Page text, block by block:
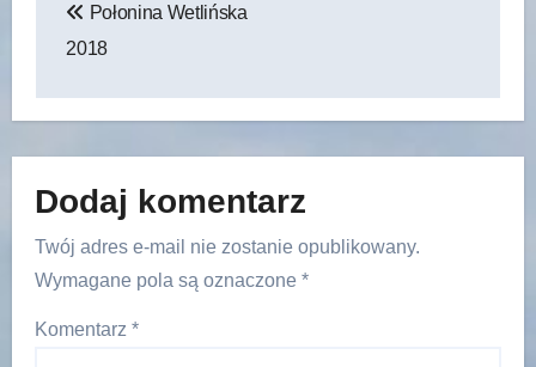
wpisu
Połonina Wetlińska
2018
Dodaj komentarz
Twój adres e-mail nie zostanie opublikowany.
Wymagane pola są oznaczone *
Komentarz *